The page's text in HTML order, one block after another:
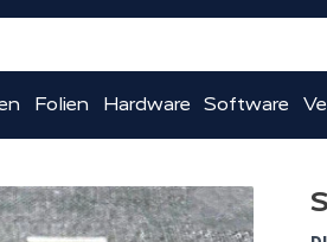
Folien Hardware Software